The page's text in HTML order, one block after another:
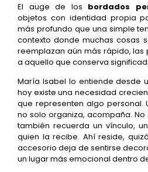
El auge de los bordados
objetos con identidad propia
más profundo que una simple
contexto donde muchas cosas
reemplazan aún más rápido,
a aquello que conserva
María Isabel lo entiende desde
hoy existe una necesidad
que representen algo personal.
no solo organiza, acompaña.
también recuerda un vínculo,
quien la recibe. Ahí reside,
accesorio deja de sentirse
un lugar más emocional dentro